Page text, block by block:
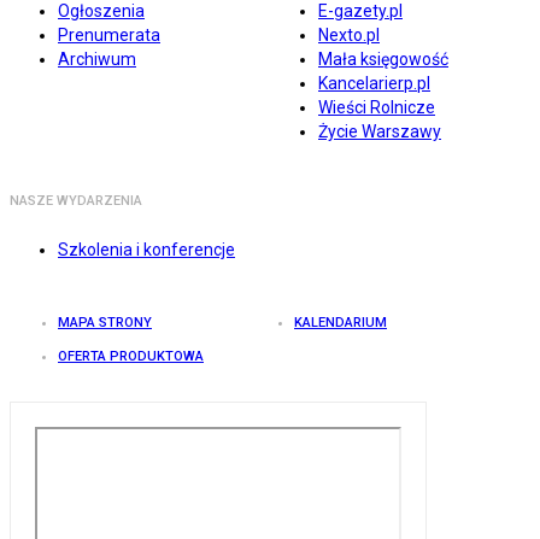
Ogłoszenia
Prenumerata
Archiwum
E-gazety.pl
Nexto.pl
Mała księgowość
Kancelarierp.pl
Wieści Rolnicze
Życie Warszawy
NASZE WYDARZENIA
Szkolenia i konferencje
MAPA STRONY KALENDARIUM
OFERTA PRODUKTOWA